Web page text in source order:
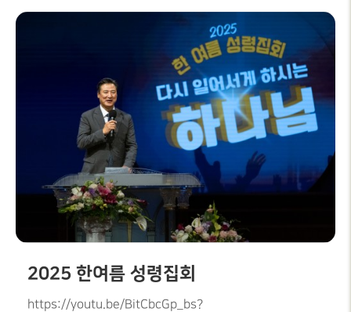
찬양팀의 찬양을 시작된 행사는 Tim Chang
교수님의 God' will for Korea - 마태복음 6:10 의 귀한
말씀과허버트 홍 선교사님의땅끝에서 땅끝까지 증인 -
사도행전 1:8 로 말씀과 도전의 시간을 갖었습니다.
그리고 행사중 참석한 모두가 태극기를 들고 휘날리며,
광복의 기쁨을 나누는시간이 되었습니다.우리교회
교육부 중등부에서 EM까지 함께 광복의 의미를
되새기며, 하나될 수 있는뜻깊은 시간 이었습니다.
2025 한여름 성령집회
https://youtu.be/BitCbcGp_bs?